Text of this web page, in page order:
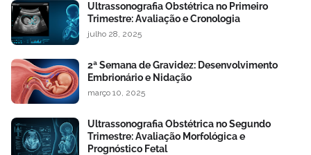
Ultrassonografia Obstétrica no Primeiro
Trimestre: Avaliação e Cronologia
julho 28, 2025
2ª Semana de Gravidez: Desenvolvimento
Embrionário e Nidação
março 10, 2025
Ultrassonografia Obstétrica no Segundo
Trimestre: Avaliação Morfológica e
Prognóstico Fetal